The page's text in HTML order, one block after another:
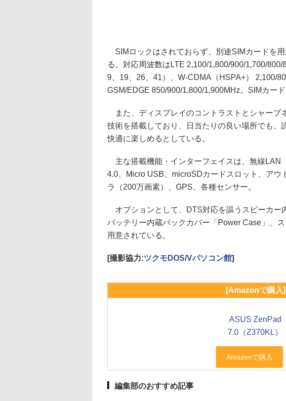
SIMロックはされておらず、別途SIMカードを
る。対応周波数はLTE 2,100/1,800/900/1,700/800/
9、19、26、41）、W-CDMA（HSPA+） 2,100/
GSM/EDGE 850/900/1,800/1,900MHz。SIMカー
また、ディスプレイのコントラストとシャープ
技術を搭載しており、日当たりの良い場所でも、
快適に楽しめるとしている。
主な搭載機能・インターフェイスは、無線LAN
4.0、Micro USB、microSDカードスロット、アウ
ラ（200万画素）、GPS、各種センサー。
オプションとして、DTS対応を謳うスピーカー
バッテリー内蔵バックカバー「Power Case」、
用意されている。
[撮影協力:ツクモDOS/Vパソコン館]
[Amazonで購入]
ASUS ZenPad
7.0（Z370KL）
編集部のおすすめ記事